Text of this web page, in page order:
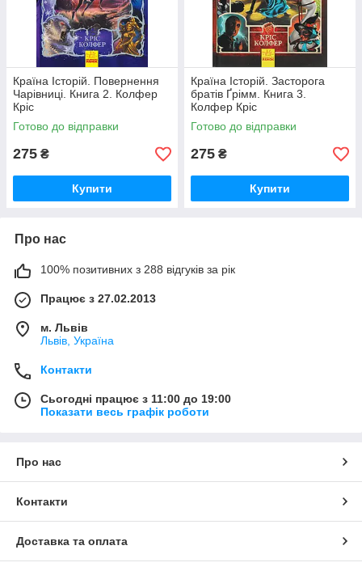
Країна Історій. Повернення
Чарівниці. Книга 2. Колфер
Кріс
Готово до відправки
275 ₴
Купити
Країна Історій. Засторога
братів Ґрімм. Книга 3.
Колфер Кріс
Готово до відправки
275 ₴
Купити
Про нас
100% позитивних з 288 відгуків за рік
Працює з 27.02.2013
м. Львів
Львів, Україна
Контакти
Сьогодні працює з 11:00 до 19:00
Показати весь графік роботи
Про нас
Контакти
Доставка та оплата